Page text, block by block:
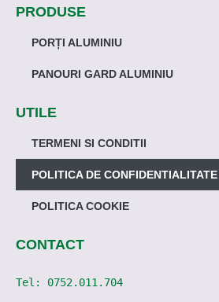
PRODUSE
PORȚI ALUMINIU
PANOURI GARD ALUMINIU
UTILE
TERMENI SI CONDITII
POLITICA DE CONFIDENTIALITATE
POLITICA COOKIE
CONTACT
Tel: 0752.011.704